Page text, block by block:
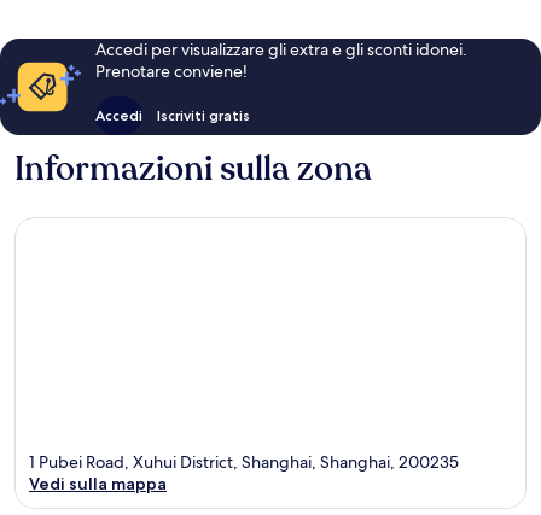
Accedi per visualizzare gli extra e gli sconti idonei.
Prenotare conviene!
Accedi Iscriviti gratis
Informazioni sulla zona
1 Pubei Road, Xuhui District, Shanghai, Shanghai, 200235
Vedi sulla mappa